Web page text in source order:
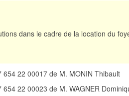
dans le cadre de la location du
22 00017 de M. MONIN Thibault
22 00023 de M. WAGNER